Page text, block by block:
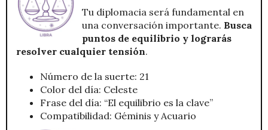
Tu diplomacia será fundamental en
una conversación importante. Busca
puntos de equilibrio y lograrás
resolver cualquier tensión.
Número de la suerte: 21
Color del día: Celeste
Frase del día: “El equilibrio es la clave”
Compatibilidad: Géminis y Acuario